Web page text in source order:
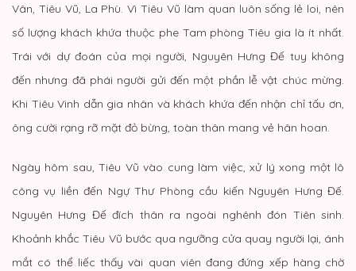
Vân, Tiêu Vũ, La Phù. Vì Tiêu Vũ làm quan luôn sống lẻ loi, nên
số lượng khách khứa thuộc phe Tam phòng Tiêu gia là ít nhất.
Trái với dự đoán của mọi người, Nguyên Hưng Đế tuy không
đến nhưng đã phái người gửi đến một phần lễ vật chúc mừng.
Khi Tiêu Vinh dẫn gia nhân và khách khứa đến nhận chỉ tấu ơn,
ông cười rạng rỡ mặt đỏ bừng, toàn thân mang vẻ hân hoan.
Ngày hôm sau, Tiêu Vũ vào cung làm việc, xử lý xong một lô
công vụ liền đến Ngự Thư Phòng cầu kiến Nguyên Hưng Đế.
Nguyên Hưng Đế đích thân ra ngoài nghênh đón Tiên sinh.
Khoảnh khắc Tiêu Vũ bước qua ngưỡng cửa quay người lại, ánh
mắt có thể liếc thấy vài quan viên đang đứng xếp hàng chờ